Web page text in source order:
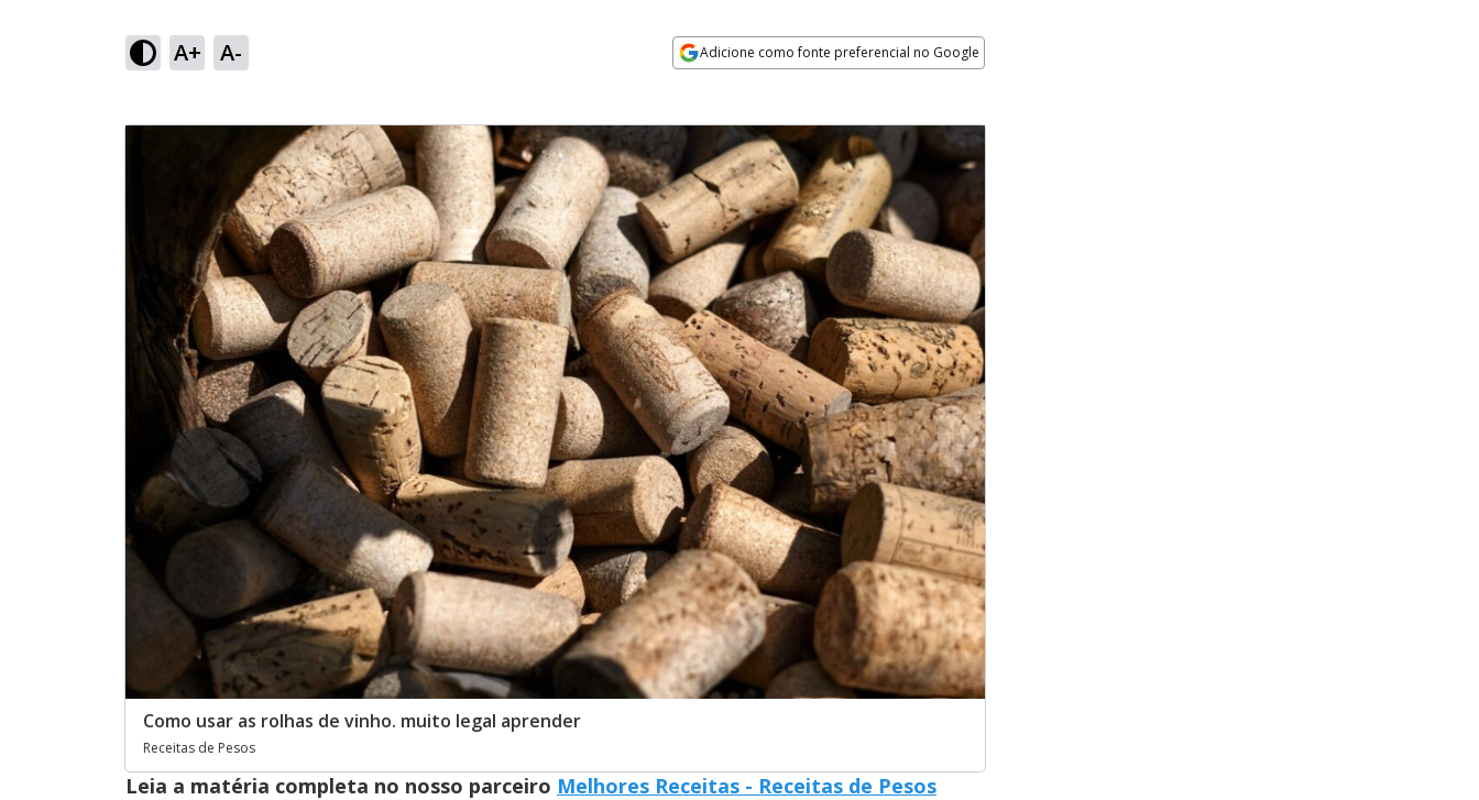
A+ A- Adicione como fonte preferencial no Google
Como usar as rolhas de vinho. muito legal aprender
Receitas de Pesos
Leia a matéria completa no nosso parceiro Melhores Receitas - Receitas de Pesos